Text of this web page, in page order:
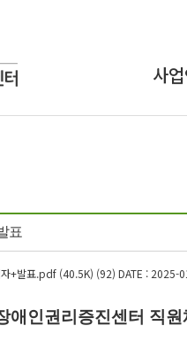
사
표
+발표.pdf (40.5K) (92) DATE : 2025-
애인권리증진센터 직